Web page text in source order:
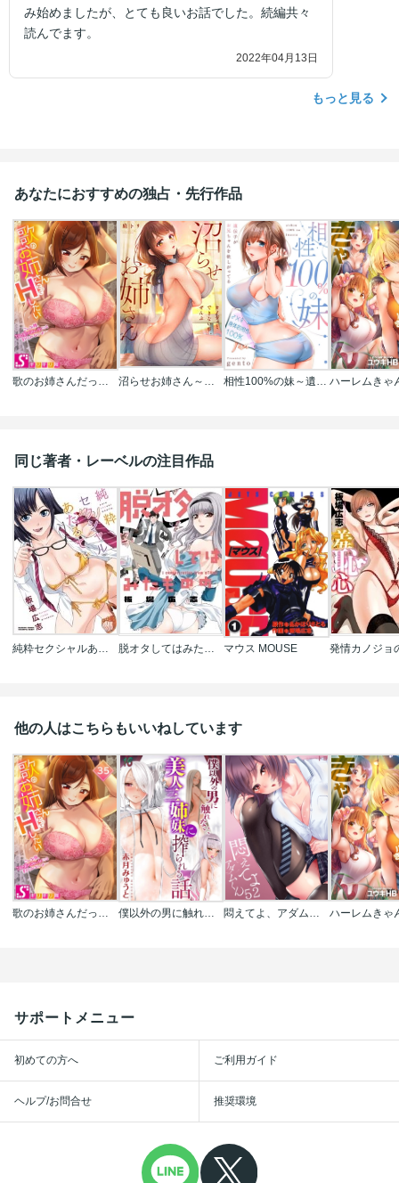
み始めましたが、とても良いお話でした。続編共々
読んでます。
2022年04月13日
もっと見る
あなたにおすすめの独占・先行作品
歌のお姉さんだってHしたい～こんな顔､TVの前のみんなには見せられないよ… 沼らせお姉さん～カノジョとできない事、ぜんぶ～【フルカラー】 相性100%の妹～遺伝子がお兄ちゃんを欲しがってる～【フルカラー】
同じ著者・レーベルの注目作品
純粋セクシャルあだるてぃ 脱オタしてはみたものの マウス MOUSE
他の人はこちらもいいねしています
歌のお姉さんだってHしたい～こんな顔､TVの前のみんなには見せられないよ… 僕以外の男に触れない､美人三姉妹に搾られる話 悶えてよ、アダムくん【フルカラー】
サポートメニュー
初めての方へ ご利用ガイド
ヘルプ/お問合せ 推奨環境